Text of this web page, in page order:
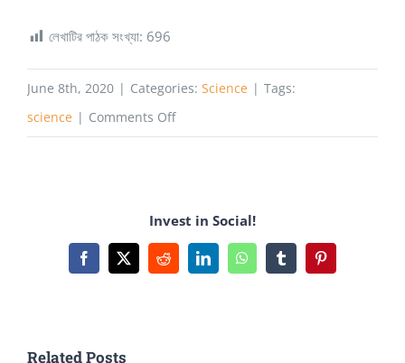
লেখাটির পাঠক সংখ্যা: 696
June 8th, 2020 | Categories: Science | Tags:
science | Comments Offon
মুড
Invest in Social!
Facebook
X RedditLinkedInWhatsAppTumblrPinterest
Related Posts